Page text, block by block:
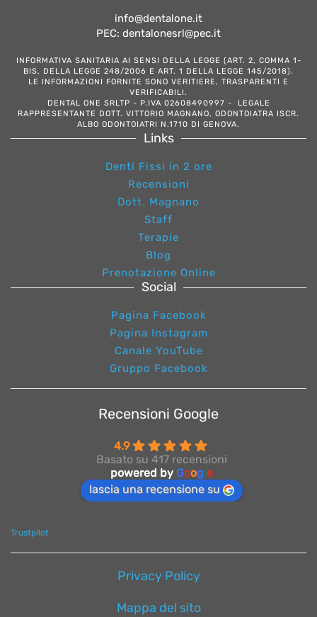
info@dentalone.it
PEC: dentalonesrl@pec.it
INFORMATIVA SANITARIA AI SENSI DELLA LEGGE (ART. 2, COMMA 1-
BIS, DELLA LEGGE 248/2006 E ART. 1 DELLA LEGGE 145/2018).
LE INFORMAZIONI FORNITE SONO VERITIERE, TRASPARENTI E
VERIFICABILI.
DENTAL ONE SRLTP - P.IVA 02608490997 - LEGALE
RAPPRESENTANTE DOTT. VITTORIO MAGNANO, ODONTOIATRA ISCR.
ALBO ODONTOIATRI N.1710 DI GENOVA.
Links
Denti Fissi in 2 ore
Recensioni
Dott. Magnano
Staff
Terapie
Blog
Prenotazione Online
Social
Pagina Facebook
Pagina Instagram
Canale YouTube
Gruppo Facebook
Recensioni Google
4.9
Basato su 417 recensioni
powered by Google
lascia una recensione su
Trustpilot
Privacy Policy
Mappa del sito